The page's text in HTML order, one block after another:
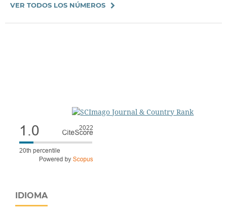
VER TODOS LOS NÚMEROS
IDIOMA